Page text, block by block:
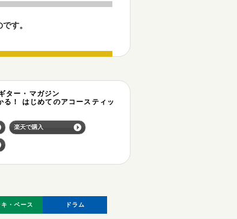
す。
ター・マガジン
る！ はじめてのアコースティッ
楽天で購入
キ・ベース ドラム